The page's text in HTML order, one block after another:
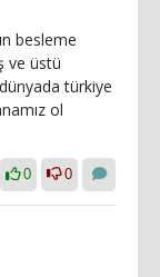
besleme
ve üstü
türkiye
ol
0 0